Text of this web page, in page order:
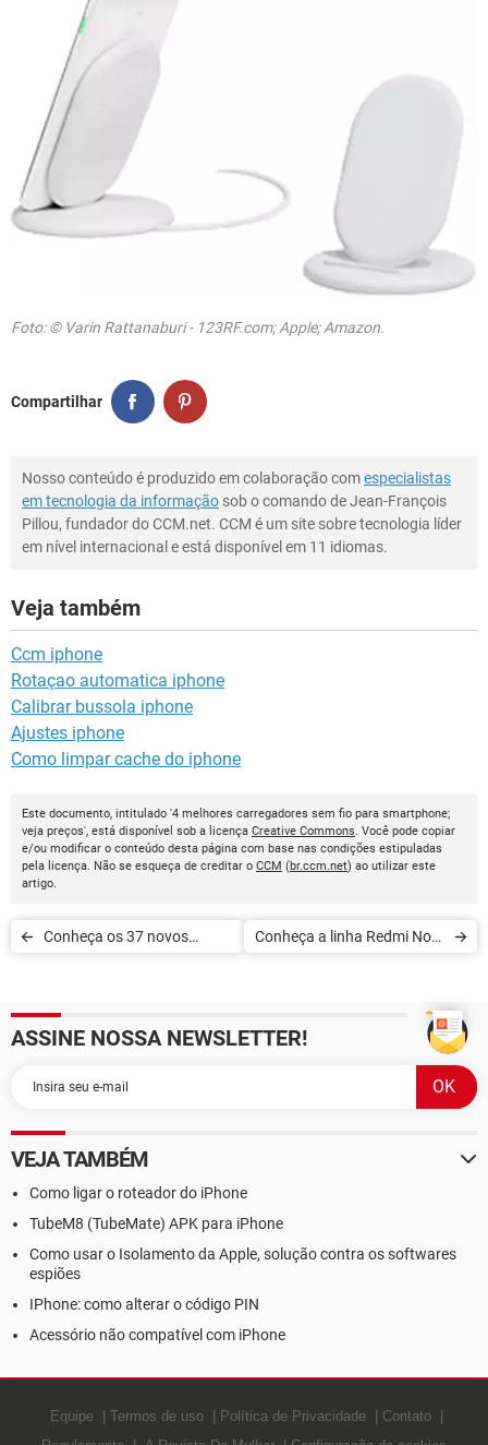
Foto: © Varin Rattanaburi - 123RF.com; Apple; Amazon.
Compartilhar
Nosso conteúdo é produzido em colaboração comespecialistas
em tecnologia da informação sob o comando de Jean-François
Pillou, fundador do CCM.net. CCM é um site sobre tecnologia líder
em nível internacional e está disponível em 11 idiomas.
Veja também
Ccm iphone
Rotaçao automatica iphone
Calibrar bussola iphone
Ajustes iphone
Como limpar cache do iphone
Este documento, intitulado '4 melhores carregadores sem fio para smartphone;
veja preços', está disponível sob a licença Creative Commons. Você pode copiar
e/ou modificar o conteúdo desta página com base nas condições estipuladas
pela licença. Não se esqueça de creditar o CCM (br.ccm.net) ao utilizar este
artigo.
Conheça os 37 novos
Conheça a linha Redmi Note
partir de R$ 971
ASSINE NOSSA NEWSLETTER!
VEJA TAMBÉM
Como ligar o roteador do iPhone
TubeM8 (TubeMate) APK para iPhone
Como usar o Isolamento da Apple, solução contra os softwares
espiões
IPhone: como alterar o código PIN
Acessório não compatível com iPhone
Equipe Termos de uso Política de Privacidade
Contato